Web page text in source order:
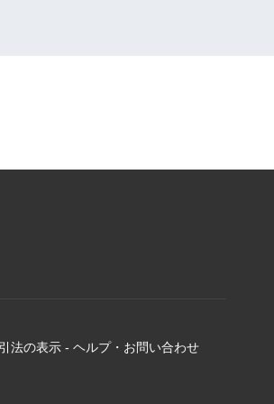
法の表示 - ヘルプ・お問い合わせ